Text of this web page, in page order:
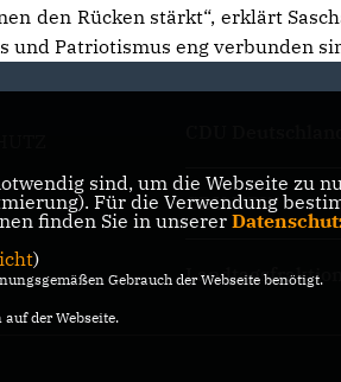
den Rücken stärkt“, erklärt
und Patriotismus eng verbunden
CDU NRW
Landtagsfraktion
sind, um die Webseite
Für die Verwendung
finden Sie in unserer
)
Gebrauch der Webseite benötigt.
der Webseite.